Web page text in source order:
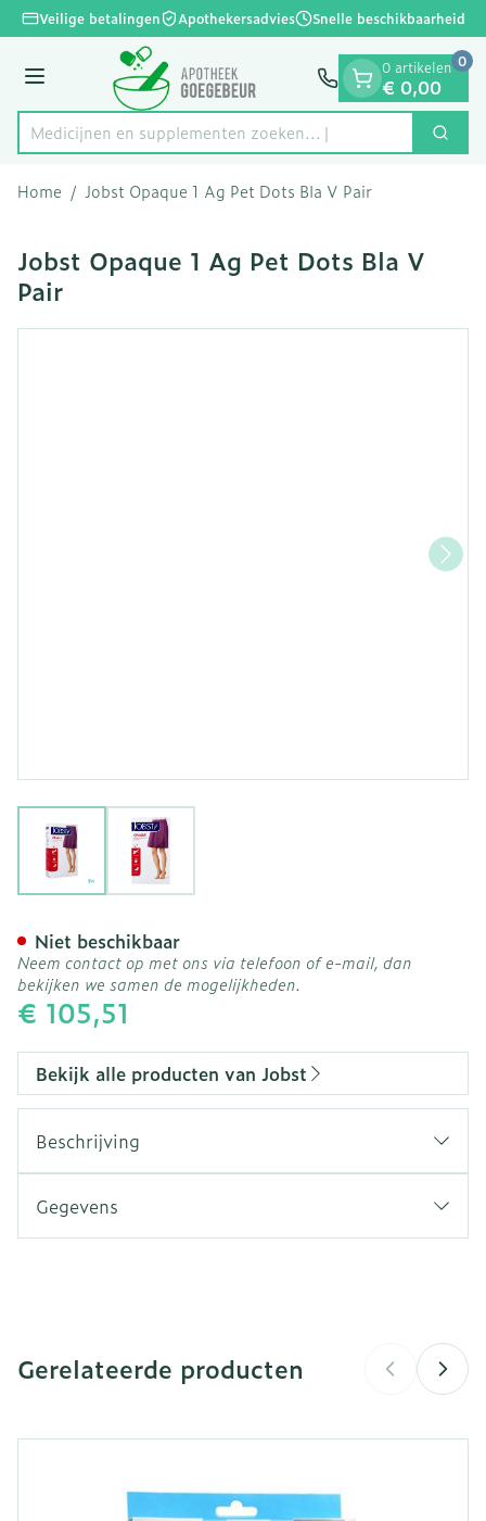
Ga naar de inhoud
1 van 1
Veilige betalingen Apothekersadvies Snelle beschikbaarheid
Menu
Product, merk, categorie...
Medicijnen en supplementen zoeken... Zoek
0 artikelen
€ 0,00
0
Home / Jobst Opaque 1 Ag Pet Dots Bla V Pair
Jobst Opaque 1 Ag Pet Dots Bla V
Pair
View larger imageView larger image
€ 105,51
Niet beschikbaar
Neem contact op met ons via telefoon of e-mail, dan
bekijken we samen de mogelijkheden.
Bekijk alle producten van Jobst
Beschrijving
Gegevens
Merken Jobst
211 mm
Gerelateerde producten
Navigeren door de elementen van de carrousel is
Druk om carrousel over te slaan
Druk op om naar carrouselnavigatie te gaan